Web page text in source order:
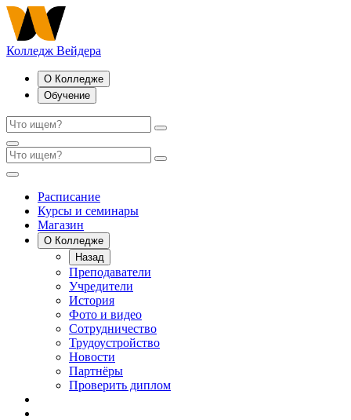
Колледж Вейдера
О Колледже
Обучение
Расписание
Курсы и семинары
Магазин
О Колледже
Назад
Преподаватели
Учредители
История
Фото и видео
Сотрудничество
Трудоустройство
Новости
Партнёры
Проверить диплом